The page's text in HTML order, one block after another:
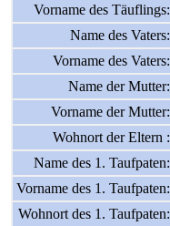
Vorname des Täuflings:
Name des Vaters:
Vorname des Vaters:
Name der Mutter:
Vorname der Mutter:
Wohnort der Eltern :
Name des 1. Taufpaten:
Vorname des 1. Taufpaten:
Wohnort des 1. Taufpaten: